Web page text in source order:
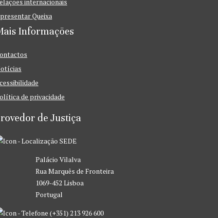
Queixa
Informações
de privacidade
de Justiça
SEDE
Palácio Vilalva
Rua Marquês de Fronteira
1069-452 Lisboa
Portugal
(+351) 213 926 600